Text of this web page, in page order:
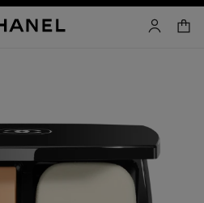
cuenta